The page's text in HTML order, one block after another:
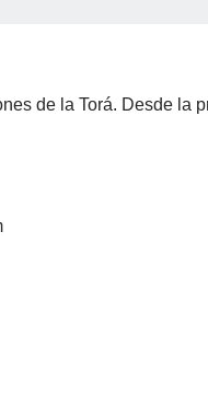
de la Torá. Desde